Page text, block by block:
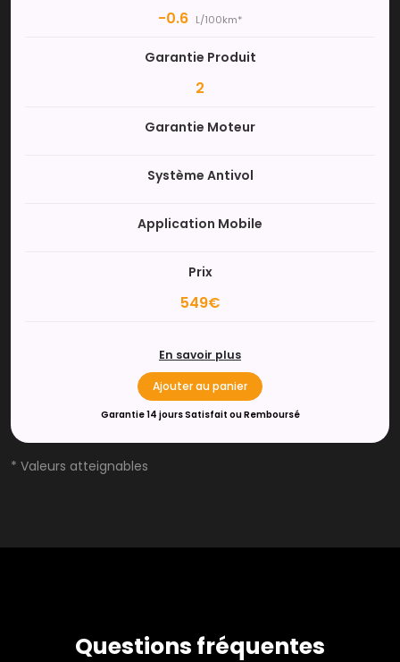
-0.6 L/100km*
Garantie Produit
2
Garantie Moteur
Système Antivol
Application Mobile
Prix
549€
En savoir plus
Ajouter au panier
Garantie 14 jours Satisfait ou Remboursé
* Valeurs atteignables
Questions fréquentes